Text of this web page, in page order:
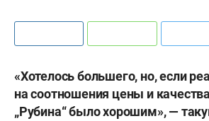
«Хотелось большего, но, если
на соотношения цены и
„Рубина“было хорошим», —